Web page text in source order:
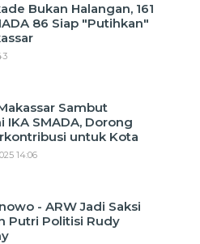
Bukan Halangan, 161
86 Siap "Putihkan"
Sambut
IKA SMADA, Dorong
untuk Kota
14:06
- ARW Jadi Saksi
Putri Politisi Rudy